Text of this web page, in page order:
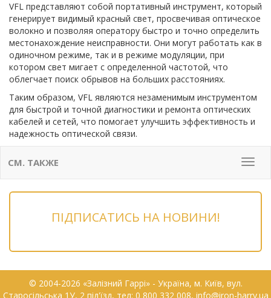
VFL представляют собой портативный инструмент, который
генерирует видимый красный свет, просвечивая оптическое
волокно и позволяя оператору быстро и точно определить
местонахождение неисправности. Они могут работать как в
одиночном режиме, так и в режиме модуляции, при
котором свет мигает с определенной частотой, что
облегчает поиск обрывов на больших расстояниях.
Таким образом, VFL являются незаменимым инструментом
для быстрой и точной диагностики и ремонта оптических
кабелей и сетей, что помогает улучшить эффективность и
надежность оптической связи.
Меню
СМ. ТАКЖЕ
ПІДПИСАТИСЬ НА НОВИНИ!
© 2004-2026 «Залізний Гаррі» - Українa, м. Київ, вул.
Старосільська 1У, 2 під'їзд, тел: 0 800 332 008, info@iron-harry.ua